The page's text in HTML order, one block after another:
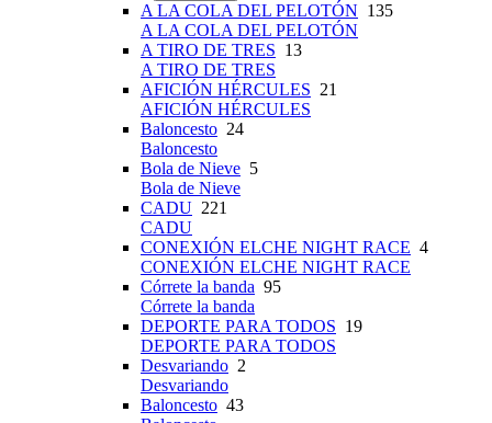
A LA COLA DEL PELOTÓN 135
A LA COLA DEL PELOTÓN
A TIRO DE TRES 13
A TIRO DE TRES
AFICIÓN HÉRCULES 21
AFICIÓN HÉRCULES
Baloncesto 24
Baloncesto
Bola de Nieve 5
Bola de Nieve
CADU 221
CADU
CONEXIÓN ELCHE NIGHT RACE 4
CONEXIÓN ELCHE NIGHT RACE
Córrete la banda 95
Córrete la banda
DEPORTE PARA TODOS 19
DEPORTE PARA TODOS
Desvariando 2
Desvariando
Baloncesto 43